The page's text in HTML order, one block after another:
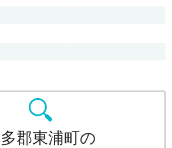
郡東浦町の